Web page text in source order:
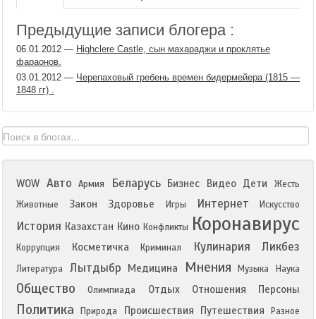
Предыдущие записи блогера :
06.01.2012 — Highclere Castle, сын махараджи и проклятье
фараонов.
03.01.2012 — Черепаховый гребень времен бидермейера (1815 —
1848 гг) .
WOW Авто Армия Беларусь Бизнес Видео Дети
Жесть
Животные
Закон Здоровье Игры Интернет Искусство
История Казахстан Кино Конфликты Коронавирус
Коррупция Косметичка Криминал Кулинария Ликбез
Литература Лытдыбр Медицина Мнения Музыка Наука
Общество Олимпиада Отдых Отношения Персоны
Политика Природа Происшествия Путешествия
Разное